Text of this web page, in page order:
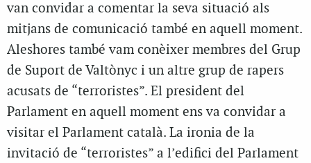
van convidar a comentar la seva situació als
mitjans de comunicació també en aquell moment.
Aleshores també vam conèixer membres del Grup
de Suport de Valtònyc i un altre grup de rapers
acusats de “terroristes”. El president del
Parlament en aquell moment ens va convidar a
visitar el Parlament català. La ironia de la
invitació de “terroristes” a l’edifici del Parlament